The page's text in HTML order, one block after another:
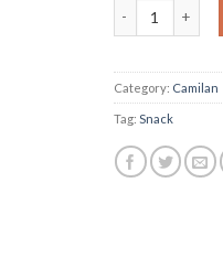
Category: Camilan
Tag: Snack